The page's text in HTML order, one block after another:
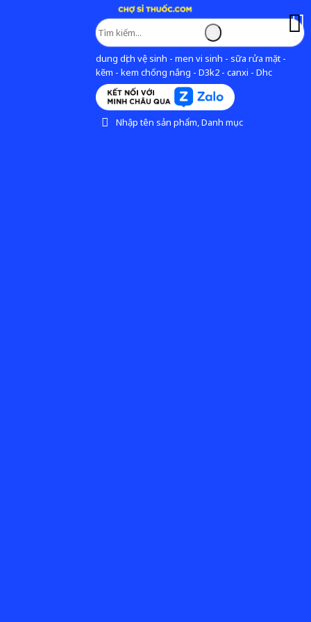
dung dịch vệ sinh - men vi sinh - sữa rửa mặt -
kẽm - kem chống nắng - D3k2 - canxi - Dhc
Nhập tên sản phẩm, Danh mục